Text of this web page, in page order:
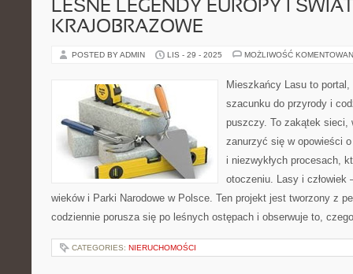
LEŚNE LEGENDY EUROPY I
KRAJOBRAZOWE
POSTED BY ADMIN LIS - 29 - 2025 MOŻLIWOŚĆ
Mieszkańcy Lasu to portal,
szacunku do przyrody i
puszczy. To zakątek
zanurzyć się w opowieści
i niezwykłych procesach,
otoczeniu. Lasy i człowiek
wieków i Parki Narodowe w Polsce. Ten projekt jest tworzony z
codziennie porusza się po leśnych ostępach i obserwuje to,
CATEGORIES: NIERUCHOMOŚCI